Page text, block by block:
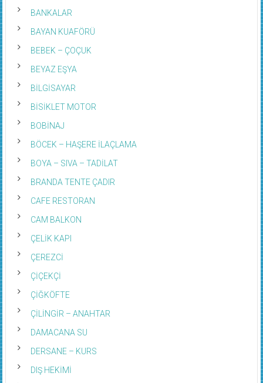
BANKALAR
BAYAN KUAFÖRÜ
BEBEK – ÇOÇUK
BEYAZ EŞYA
BİLGİSAYAR
BİSİKLET MOTOR
BOBİNAJ
BÖCEK – HAŞERE İLAÇLAMA
BOYA – SIVA – TADİLAT
BRANDA TENTE ÇADIR
CAFE RESTORAN
CAM BALKON
ÇELİK KAPI
ÇEREZCİ
ÇİÇEKÇİ
ÇİĞKÖFTE
ÇİLİNGİR – ANAHTAR
DAMACANA SU
DERSANE – KURS
DIŞ HEKİMİ